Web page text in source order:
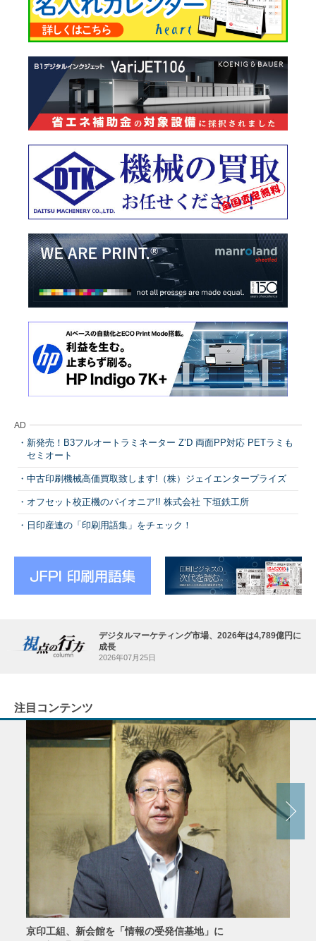
AD
新発売！B3フルオートラミネーター Z’D 両面PP対応 PETラミも
セミオート
中古印刷機械高価買取致します!（株）ジェイエンタープライズ
オフセット校正機のパイオニア!! 株式会社 下垣鉄工所
日印産連の「印刷用語集」をチェック！
デジタルマーケティング市場、2026年は4,789億円に
成長
2026年07月25日
注目コンテンツ
京印工組、新会館を「情報の受発信基地」に